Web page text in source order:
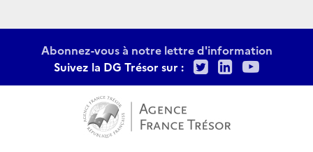
Abonnez-vous à notre lettre d'information
Suivez la DG Trésor sur :
TwitterLinkedIn